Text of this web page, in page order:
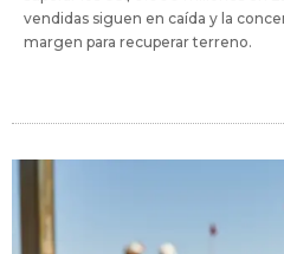
vendidas siguen en caída y la
margen para recuperar terreno.